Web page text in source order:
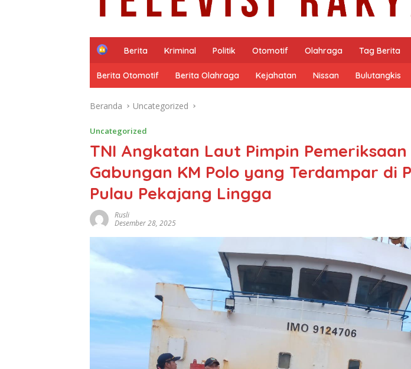
H
m
e
Berita Kriminal Politik Otomotif Olahraga Tag Berita
Berita Otomotif Berita Olahraga Kejahatan Nissan Bulutangkis
Beranda Uncategorized
Uncategorized
TNI Angkatan Laut Pimpin Pemeriksaan
Gabungan KM Polo yang Terdampar di
Pulau Pekajang Lingga
Rusli
Desember 28, 2025